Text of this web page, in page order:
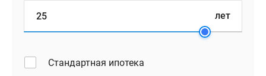
средств
ипотечного
лет
Стандартная ипотека